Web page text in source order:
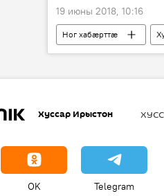
19 июны 2018, 10:16
Ног хабӕрттӕ
Хуссар Ирыстон
OK Telegram